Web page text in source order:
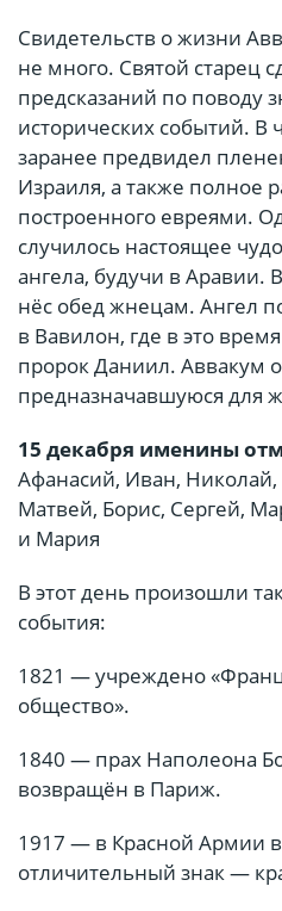
Свидетельств о жизни
не много. Святой старец
предсказаний по поводу
исторических событий. В
заранее предвидел
Израиля, а также полное
построенного евреями.
случилось настоящее
ангела, будучи в Аравии.
нёс обед жнецам. Ангел
в Вавилон, где в это
пророк Даниил. Аввакум
предназначавшуюся для
15 декабря именины
Афанасий, Иван,
Матвей, Борис, Сергей,
и Мария
В этот день произошли
события:
1821 — учреждено
общество».
1840 — прах Наполеона
возвращён в Париж.
1917 — в Красной Армии
отличительный знак —